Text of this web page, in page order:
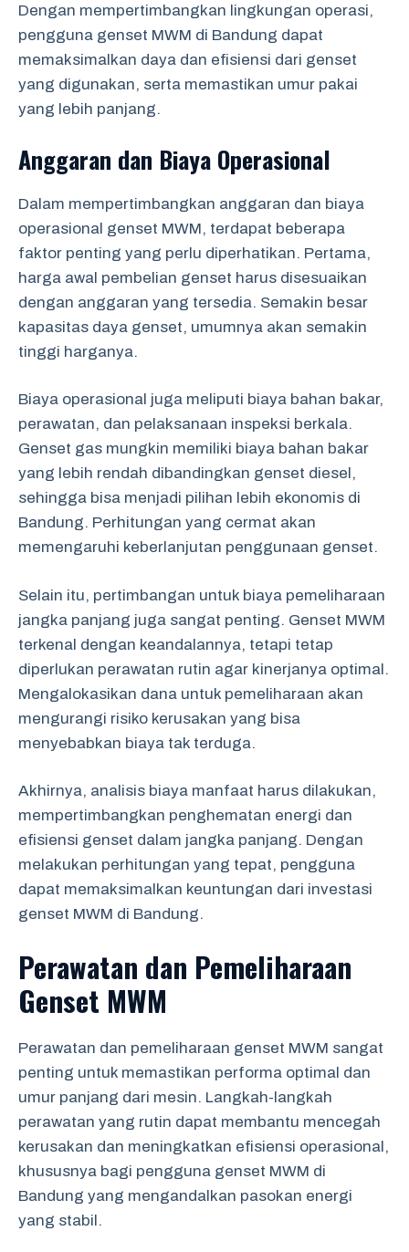
Dengan mempertimbangkan lingkungan operasi,
pengguna genset MWM di Bandung dapat
memaksimalkan daya dan efisiensi dari genset
yang digunakan, serta memastikan umur pakai
yang lebih panjang.
Anggaran dan Biaya Operasional
Dalam mempertimbangkan anggaran dan biaya
operasional genset MWM, terdapat beberapa
faktor penting yang perlu diperhatikan. Pertama,
harga awal pembelian genset harus disesuaikan
dengan anggaran yang tersedia. Semakin besar
kapasitas daya genset, umumnya akan semakin
tinggi harganya.
Biaya operasional juga meliputi biaya bahan bakar,
perawatan, dan pelaksanaan inspeksi berkala.
Genset gas mungkin memiliki biaya bahan bakar
yang lebih rendah dibandingkan genset diesel,
sehingga bisa menjadi pilihan lebih ekonomis di
Bandung. Perhitungan yang cermat akan
memengaruhi keberlanjutan penggunaan genset.
Selain itu, pertimbangan untuk biaya pemeliharaan
jangka panjang juga sangat penting. Genset MWM
terkenal dengan keandalannya, tetapi tetap
diperlukan perawatan rutin agar kinerjanya optimal.
Mengalokasikan dana untuk pemeliharaan akan
mengurangi risiko kerusakan yang bisa
menyebabkan biaya tak terduga.
Akhirnya, analisis biaya manfaat harus dilakukan,
mempertimbangkan penghematan energi dan
efisiensi genset dalam jangka panjang. Dengan
melakukan perhitungan yang tepat, pengguna
dapat memaksimalkan keuntungan dari investasi
genset MWM di Bandung.
Perawatan dan Pemeliharaan
Genset MWM
Perawatan dan pemeliharaan genset MWM sangat
penting untuk memastikan performa optimal dan
umur panjang dari mesin. Langkah-langkah
perawatan yang rutin dapat membantu mencegah
kerusakan dan meningkatkan efisiensi operasional,
khususnya bagi pengguna genset MWM di
Bandung yang mengandalkan pasokan energi
yang stabil.